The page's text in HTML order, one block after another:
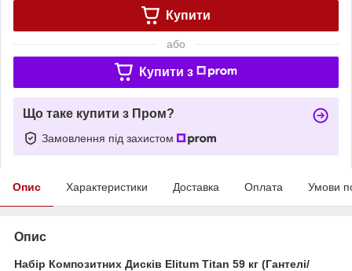
Купити
або
Купити з
Що таке купити з Пром?
Замовлення під захистом
Опис Характеристики Доставка Оплата Умови
Опис
Набір Композитних Дисків Elitum Titan 59 кг (Гантелі/